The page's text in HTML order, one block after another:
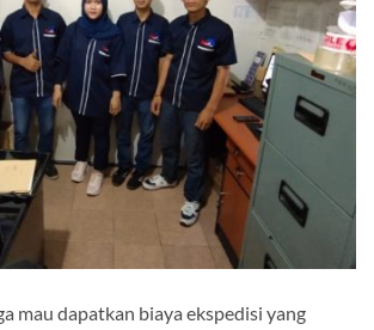
mau dapatkan biaya ekspedisi yang